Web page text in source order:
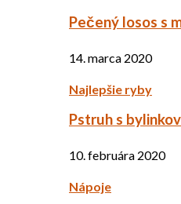
Pečený losos s
14. marca 2020
Najlepšie ryby
Pstruh s
10. februára 2020
Nápoje